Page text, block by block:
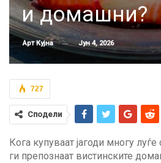
и домашни?
Арт Кујна Јун 4, 2026
727
Сподели
Кога купуваат јагоди многу
ги препознаат вистинските